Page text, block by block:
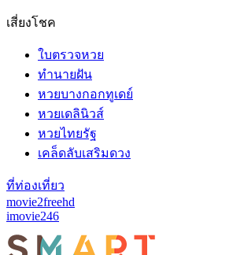
เสี่ยงโชค
ใบตรวจหวย
ทำนายฝัน
หวยบางกอกทูเดย์
หวยเดลินิวส์
หวยไทยรัฐ
เคล็ดลับเสริมดวง
ที่ท่องเที่ยว
movie2freehd
imovie246